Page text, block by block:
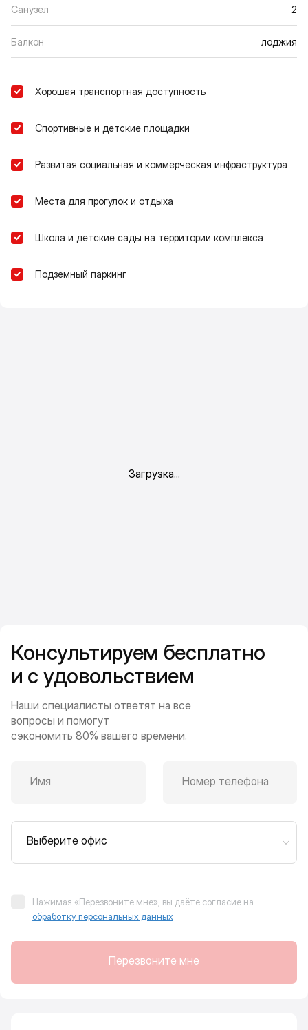
Санузел 2
Балкон лоджия
Хорошая транспортная доступность
Спортивные и детские площадки
Развитая социальная и коммерческая инфраструктура
Места для прогулок и отдыха
Школа и детские сады на территории комплекса
Подземный паркинг
Консультируем бесплатно
и с удовольствием
Наши специалисты ответят на все
вопросы и помогут
сэкономить 80% вашего времени.
Имя Номер телефона
Выберите офис
Нажимая «Перезвоните мне», вы даёте согласие на
обработку персональных данных
Перезвоните мне